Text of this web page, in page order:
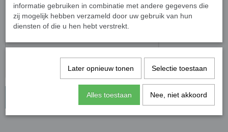
Reden van
herroeping
informatie gebruiken in combinatie met andere gegevens die
zij mogelijk hebben verzameld door uw gebruik van hun
diensten of die u hen hebt verstrekt.
Later opnieuw tonen Selectie toestaan
Alles toestaan Nee, niet akkoord